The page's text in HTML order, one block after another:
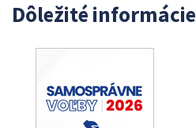
Dôležité informácie